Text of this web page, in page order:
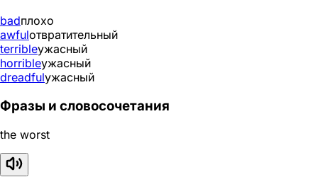
badплохо
awfulотвратительный
terribleужасный
horribleужасный
dreadfulужасный
Фразы и словосочетания
the worst